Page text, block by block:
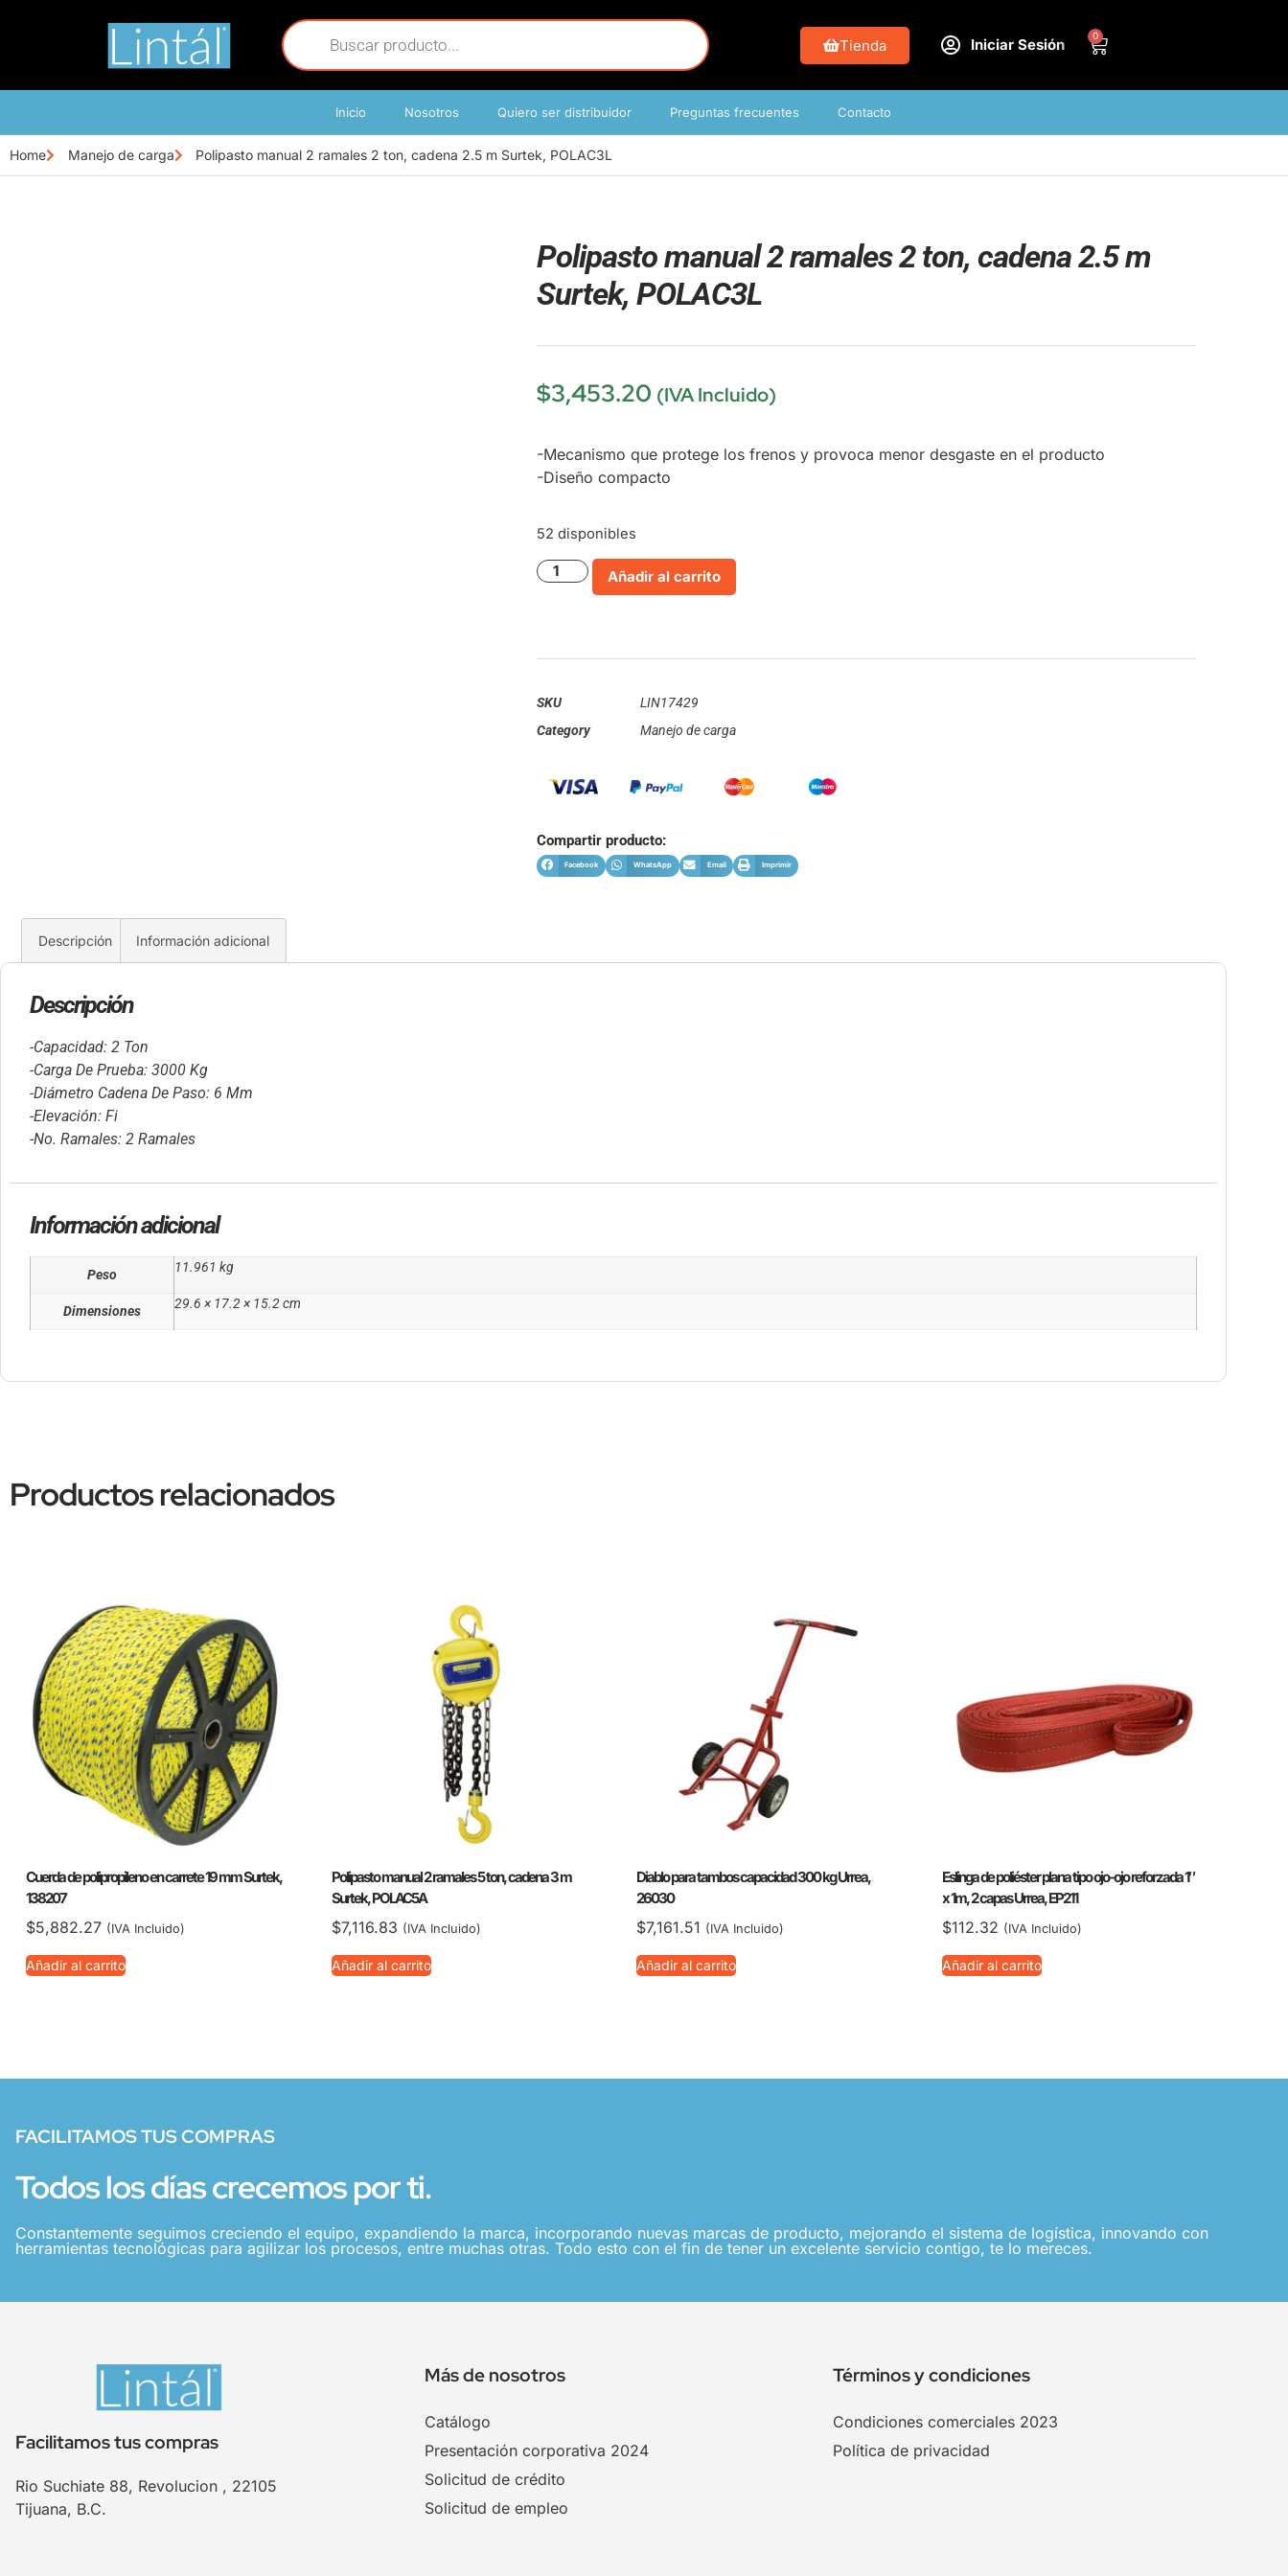
Tienda Iniciar Sesión
0
Inicio Nosotros Quiero ser distribuidor Preguntas frecuentes Contacto
Home Manejo de carga Polipasto manual 2 ramales 2 ton, cadena 2.5 m Surtek, POLAC3L
Polipasto manual 2 ramales 2 ton, cadena 2.5 m
Surtek, POLAC3L
$3,453.20 (IVA Incluido)
-Mecanismo que protege los frenos y provoca menor desgaste en el producto
-Diseño compacto
52 disponibles
Añadir al carrito
SKU
LIN17429
Category
Manejo de carga
Compartir producto:
Facebook WhatsApp Email Imprimir
Descripción Información adicional
Descripción
-Capacidad: 2 Ton
-Carga De Prueba: 3000 Kg
-Diámetro Cadena De Paso: 6 Mm
-Elevación: Fi
-No. Ramales: 2 Ramales
Información adicional
Peso 11.961 kg
Dimensiones 29.6 × 17.2 × 15.2 cm
Productos relacionados
Cuerda de polipropileno en carrete 19 mm Surtek,
138207
$5,882.27 (IVA Incluido)
Añadir al carrito
Polipasto manual 2 ramales 5 ton, cadena 3 m
Surtek, POLAC5A
$7,116.83 (IVA Incluido)
Añadir al carrito
Diablo para tambos capacidad 300 kg Urrea,
26030
$7,161.51 (IVA Incluido)
Añadir al carrito
Eslinga de poliéster plana tipo ojo-ojo reforzada 1″
x 1m, 2 capas Urrea, EP211
$112.32 (IVA Incluido)
Añadir al carrito
FACILITAMOS TUS COMPRAS
Todos los días crecemos por ti.
Constantemente seguimos creciendo el equipo, expandiendo la marca, incorporando nuevas marcas de producto, mejorando el sistema de logística, innovando con
herramientas tecnológicas para agilizar los procesos, entre muchas otras. Todo esto con el fin de tener un excelente servicio contigo, te lo mereces.
Facilitamos tus compras
Rio Suchiate 88, Revolucion , 22105
Tijuana, B.C.
Más de nosotros
Catálogo
Presentación corporativa 2024
Solicitud de crédito
Solicitud de empleo
Términos y condiciones
Condiciones comerciales 2023
Política de privacidad